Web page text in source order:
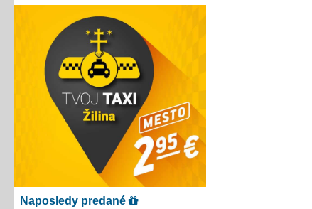
Naposledy predané